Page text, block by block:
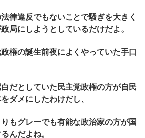
律違反でもないことで騒ぎを大きく
局にしようとしているだけだよ。
権の誕生前夜によくやっていた手口
だとしていた民主党政権の方が自民
ダメにしたわけだし、
もグレーでも有能な政治家の方が国
んだよね。